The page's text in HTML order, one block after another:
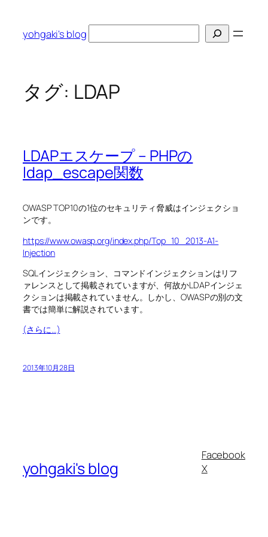
yohgaki's blog
索
タグ: LDAP
LDAPエスケープ – PHPの
ldap_escape関数
OWASP TOP10の1位のセキュリティ脅威はインジェクショ
ンです。
https://www.owasp.org/index.php/Top_10_2013-A1-
Injection
SQLインジェクション、コマンドインジェクションはリフ
ァレンスとして掲載されていますが、何故かLDAPインジェ
クションは掲載されていません。しかし、OWASPの別の文
書では簡単に解説されています。
(さらに…)
2013年10月28日
yohgaki's blog
Facebook
X